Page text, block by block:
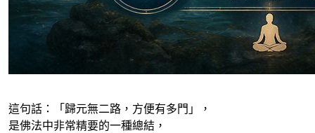
這句話：「歸元無二路，方便有多門」，
是佛法中非常精要的一種總結，